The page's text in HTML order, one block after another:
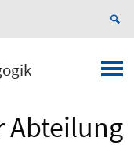
Abteilung